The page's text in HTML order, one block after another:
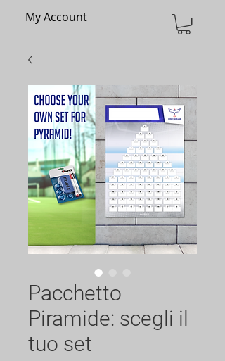
My Account
Pacchetto
Piramide: scegli il
tuo set